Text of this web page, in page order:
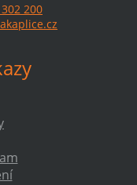
200